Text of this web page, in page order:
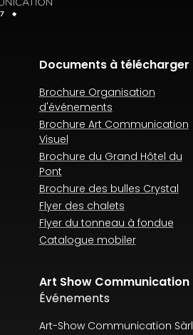
Documents à télécharger
Brochure Organisation
d'événements
Brochure Art Communication
Visuel
Brochure du Grand Hôtel du
Pont
Brochure des bulles Crystal
Flyer des chalets
Flyer du tonneau à fondue
Catalogue mobiler
Art Show Communication
Événements
Art-Show Communication Sàrl